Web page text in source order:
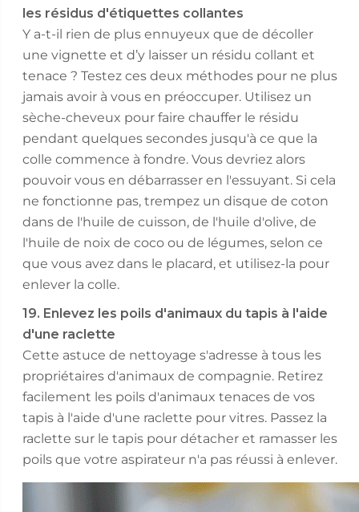
les résidus d'étiquettes collantes
Y a-t-il rien de plus ennuyeux que de décoller
une vignette et d’y laisser un résidu collant et
tenace ? Testez ces deux méthodes pour ne plus
jamais avoir à vous en préoccuper. Utilisez un
sèche-cheveux pour faire chauffer le résidu
pendant quelques secondes jusqu'à ce que la
colle commence à fondre. Vous devriez alors
pouvoir vous en débarrasser en l'essuyant. Si cela
ne fonctionne pas, trempez un disque de coton
dans de l'huile de cuisson, de l'huile d'olive, de
l'huile de noix de coco ou de légumes, selon ce
que vous avez dans le placard, et utilisez-la pour
enlever la colle.
19. Enlevez les poils d'animaux du tapis à l'aide
d'une raclette
Cette astuce de nettoyage s'adresse à tous les
propriétaires d'animaux de compagnie. Retirez
facilement les poils d'animaux tenaces de vos
tapis à l'aide d'une raclette pour vitres. Passez la
raclette sur le tapis pour détacher et ramasser les
poils que votre aspirateur n'a pas réussi à enlever.